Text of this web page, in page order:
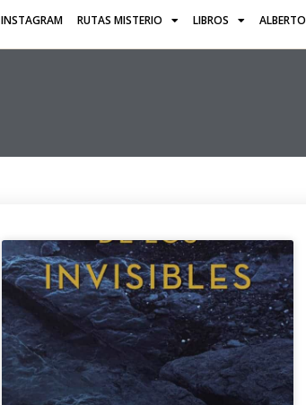
INSTAGRAM RUTAS MISTERIO LIBROS ALBERTO